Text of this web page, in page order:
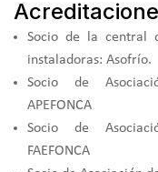
Socio de la central
instaladoras: Asofrío.
Socio de
APEFONCA
Socio de
FAEFONCA